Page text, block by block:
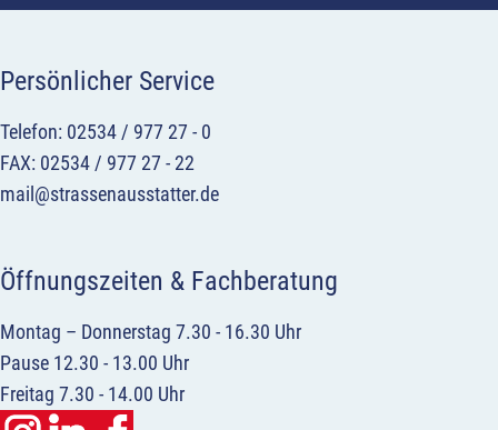
Persönlicher Service
Telefon: 02534 / 977 27 - 0
FAX: 02534 / 977 27 - 22
mail@strassenausstatter.de
Öffnungszeiten & Fachberatung
Montag – Donnerstag 7.30 - 16.30 Uhr
Pause 12.30 - 13.00 Uhr
Freitag 7.30 - 14.00 Uhr